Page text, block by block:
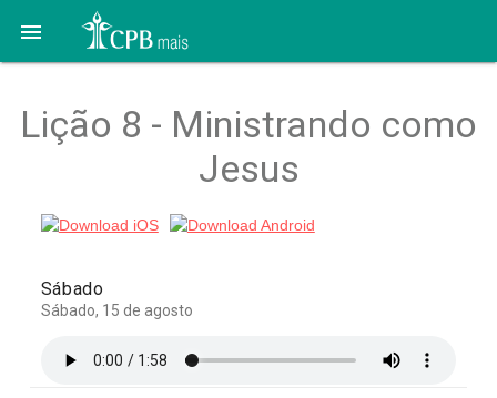

Lição 8 - Ministrando como
Jesus
Sábado
Sábado, 15 de agosto